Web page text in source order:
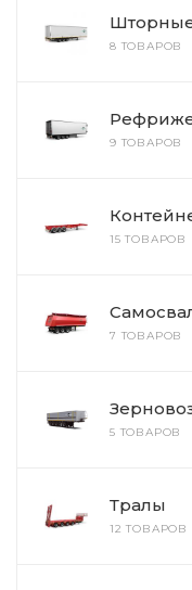
8 ТОВАРОВ
9 ТОВАРОВ
15 ТОВАРОВ
7 ТОВАРОВ
5 ТОВАРОВ
Тралы
12 ТОВАРОВ